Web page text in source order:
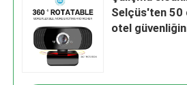
Selçüs'ten 50
otel